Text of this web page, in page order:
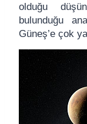
olduğu
bulunduğu
Güneş’e çok